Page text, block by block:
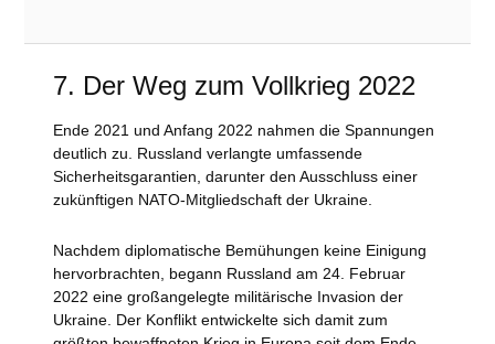
7. Der Weg zum Vollkrieg 2022
Ende 2021 und Anfang 2022 nahmen die Spannungen
deutlich zu. Russland verlangte umfassende
Sicherheitsgarantien, darunter den Ausschluss einer
zukünftigen NATO-Mitgliedschaft der Ukraine.
Nachdem diplomatische Bemühungen keine Einigung
hervorbrachten, begann Russland am 24. Februar
2022 eine großangelegte militärische Invasion der
Ukraine. Der Konflikt entwickelte sich damit zum